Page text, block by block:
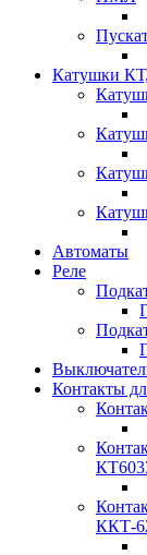
Катушки
Автоматы
Реле
Контакты
ККТ-